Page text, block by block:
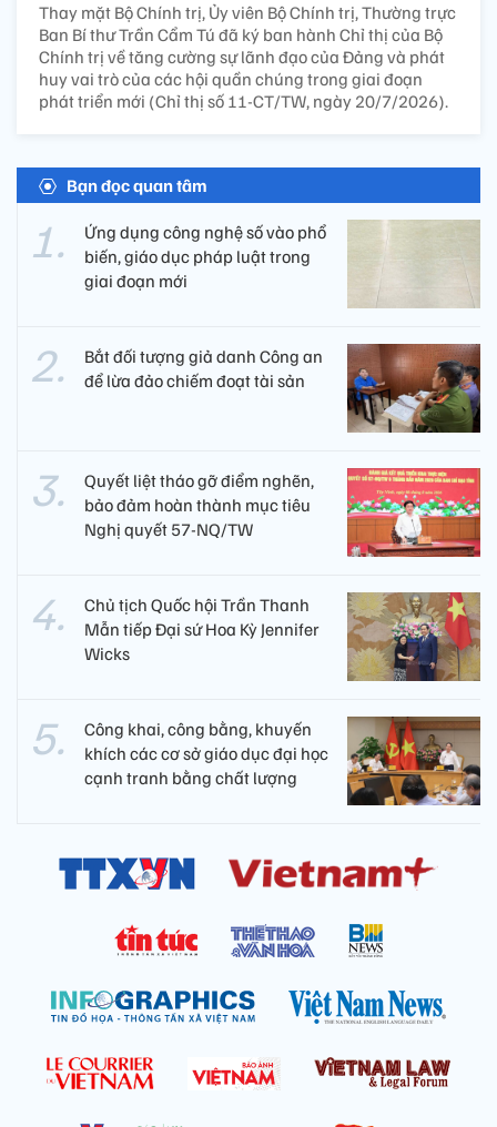
Thay mặt Bộ Chính trị, Ủy viên Bộ Chính trị, Thường trực
Ban Bí thư Trần Cẩm Tú đã ký ban hành Chỉ thị của Bộ
Chính trị về tăng cường sự lãnh đạo của Đảng và phát
huy vai trò của các hội quần chúng trong giai đoạn
phát triển mới (Chỉ thị số 11-CT/TW, ngày 20/7/2026).
Bạn đọc quan tâm
Ứng dụng công nghệ số vào phổ
biến, giáo dục pháp luật trong
giai đoạn mới
Bắt đối tượng giả danh Công an
để lừa đảo chiếm đoạt tài sản
Quyết liệt tháo gỡ điểm nghẽn,
bảo đảm hoàn thành mục tiêu
Nghị quyết 57-NQ/TW
Chủ tịch Quốc hội Trần Thanh
Mẫn tiếp Đại sứ Hoa Kỳ Jennifer
Wicks
Công khai, công bằng, khuyến
khích các cơ sở giáo dục đại học
cạnh tranh bằng chất lượng​